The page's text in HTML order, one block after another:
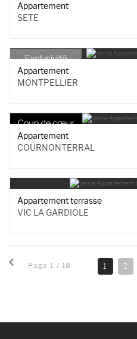
Appartement
SETE
Appartement
MONTPELLIER
Appartement
COURNONTERRAL
Appartement terrasse
VIC LA GARDIOLE
Page 1 / 18 1 2